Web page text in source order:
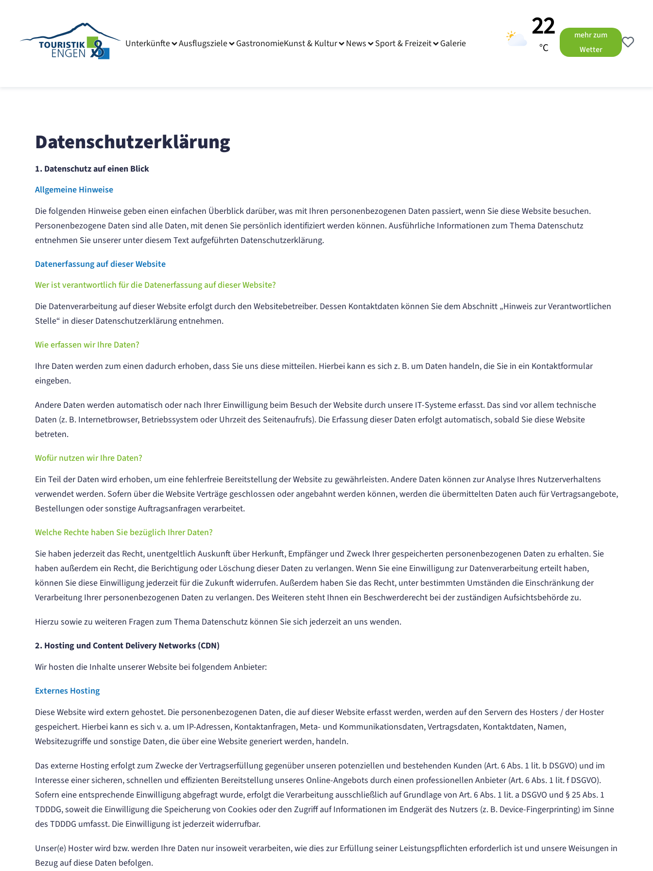
Unterkünfte Ausflugsziele GastronomieKunst & Kultur News Sport & Freizeit Galerie
22
°C
mehr zum
Wetter
Datenschutz­erklärung
1. Datenschutz auf einen Blick
Allgemeine Hinweise
Die folgenden Hinweise geben einen einfachen Überblick darüber, was mit Ihren personenbezogenen Daten passiert, wenn Sie diese Website besuchen.
Personenbezogene Daten sind alle Daten, mit denen Sie persönlich identifiziert werden können. Ausführliche Informationen zum Thema Datenschutz
entnehmen Sie unserer unter diesem Text aufgeführten Datenschutzerklärung.
Datenerfassung auf dieser Website
Wer ist verantwortlich für die Datenerfassung auf dieser Website?
Die Datenverarbeitung auf dieser Website erfolgt durch den Websitebetreiber. Dessen Kontaktdaten können Sie dem Abschnitt „Hinweis zur Verantwortlichen
Stelle“ in dieser Datenschutzerklärung entnehmen.
Wie erfassen wir Ihre Daten?
Ihre Daten werden zum einen dadurch erhoben, dass Sie uns diese mitteilen. Hierbei kann es sich z. B. um Daten handeln, die Sie in ein Kontaktformular
eingeben.
Andere Daten werden automatisch oder nach Ihrer Einwilligung beim Besuch der Website durch unsere IT-Systeme erfasst. Das sind vor allem technische
Daten (z. B. Internetbrowser, Betriebssystem oder Uhrzeit des Seitenaufrufs). Die Erfassung dieser Daten erfolgt automatisch, sobald Sie diese Website
betreten.
Wofür nutzen wir Ihre Daten?
Ein Teil der Daten wird erhoben, um eine fehlerfreie Bereitstellung der Website zu gewährleisten. Andere Daten können zur Analyse Ihres Nutzerverhaltens
verwendet werden. Sofern über die Website Verträge geschlossen oder angebahnt werden können, werden die übermittelten Daten auch für Vertragsangebote,
Bestellungen oder sonstige Auftragsanfragen verarbeitet.
Welche Rechte haben Sie bezüglich Ihrer Daten?
Sie haben jederzeit das Recht, unentgeltlich Auskunft über Herkunft, Empfänger und Zweck Ihrer gespeicherten personenbezogenen Daten zu erhalten. Sie
haben außerdem ein Recht, die Berichtigung oder Löschung dieser Daten zu verlangen. Wenn Sie eine Einwilligung zur Datenverarbeitung erteilt haben,
können Sie diese Einwilligung jederzeit für die Zukunft widerrufen. Außerdem haben Sie das Recht, unter bestimmten Umständen die Einschränkung der
Verarbeitung Ihrer personenbezogenen Daten zu verlangen. Des Weiteren steht Ihnen ein Beschwerderecht bei der zuständigen Aufsichtsbehörde zu.
Hierzu sowie zu weiteren Fragen zum Thema Datenschutz können Sie sich jederzeit an uns wenden.
2. Hosting und Content Delivery Networks (CDN)
Wir hosten die Inhalte unserer Website bei folgendem Anbieter:
Externes Hosting
Diese Website wird extern gehostet. Die personenbezogenen Daten, die auf dieser Website erfasst werden, werden auf den Servern des Hosters / der Hoster
gespeichert. Hierbei kann es sich v. a. um IP-Adressen, Kontaktanfragen, Meta- und Kommunikationsdaten, Vertragsdaten, Kontaktdaten, Namen,
Websitezugriffe und sonstige Daten, die über eine Website generiert werden, handeln.
Das externe Hosting erfolgt zum Zwecke der Vertragserfüllung gegenüber unseren potenziellen und bestehenden Kunden (Art. 6 Abs. 1 lit. b DSGVO) und im
Interesse einer sicheren, schnellen und effizienten Bereitstellung unseres Online-Angebots durch einen professionellen Anbieter (Art. 6 Abs. 1 lit. f DSGVO).
Sofern eine entsprechende Einwilligung abgefragt wurde, erfolgt die Verarbeitung ausschließlich auf Grundlage von Art. 6 Abs. 1 lit. a DSGVO und § 25 Abs. 1
TDDDG, soweit die Einwilligung die Speicherung von Cookies oder den Zugriff auf Informationen im Endgerät des Nutzers (z. B. Device-Fingerprinting) im Sinne
des TDDDG umfasst. Die Einwilligung ist jederzeit widerrufbar.
Unser(e) Hoster wird bzw. werden Ihre Daten nur insoweit verarbeiten, wie dies zur Erfüllung seiner Leistungspflichten erforderlich ist und unsere Weisungen in
Bezug auf diese Daten befolgen.